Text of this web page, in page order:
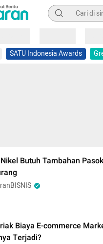
Pencarian
SATU Indonesia Awards
Butuh Tambahan
Biaya E-commerce
Terjadi?